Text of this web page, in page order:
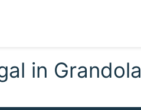
in Grandola